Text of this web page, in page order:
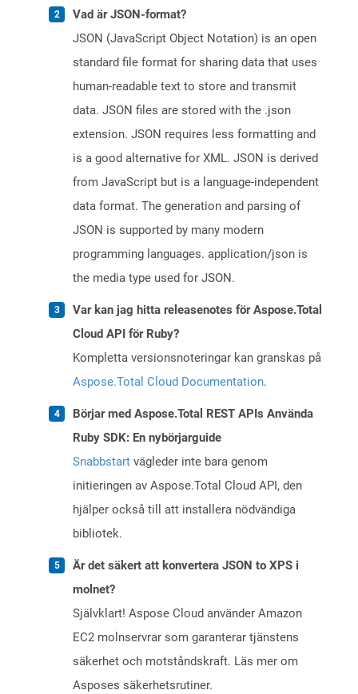
Vad är JSON-format?
JSON (JavaScript Object Notation) is an open
standard file format for sharing data that uses
human-readable text to store and transmit
data. JSON files are stored with the .json
extension. JSON requires less formatting and
is a good alternative for XML. JSON is derived
from JavaScript but is a language-independent
data format. The generation and parsing of
JSON is supported by many modern
programming languages. application/json is
the media type used for JSON.
Var kan jag hitta releasenotes för Aspose.Total
Cloud API för Ruby?
Kompletta versionsnoteringar kan granskas på
Aspose.Total Cloud Documentation.
Börjar med Aspose.Total REST APIs Använda
Ruby SDK: En nybörjarguide
Snabbstart vägleder inte bara genom
initieringen av Aspose.Total Cloud API, den
hjälper också till att installera nödvändiga
bibliotek.
Är det säkert att konvertera JSON to XPS i
molnet?
Självklart! Aspose Cloud använder Amazon
EC2 molnservrar som garanterar tjänstens
säkerhet och motståndskraft. Läs mer om
Asposes säkerhetsrutiner.